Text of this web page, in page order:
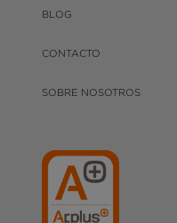
BLOG
CONTACTO
SOBRE NOSOTROS